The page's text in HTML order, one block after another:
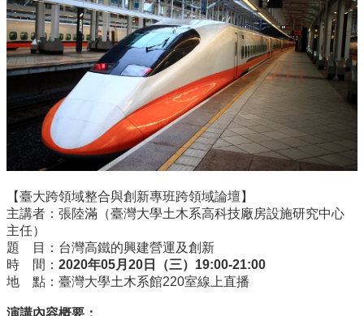
系
所
簡
介
介
教
學
研
究
所
成
員
【臺大跨領域整合與創新專班跨領域論壇】
主講者：張陸滿（臺灣大學土木系高科技廠房設施研究中心
主任）
題 目：台灣高鐵的興建營運及創新
時 間： 2020年05月 20 日（三） 19:00-21:00
地 點：臺灣大學土木系館220室線上直播